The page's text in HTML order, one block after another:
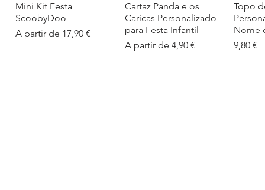
Visualização rápida
Mini Kit Festa
ScoobyDoo
A partir de 17,90 €
Preço promocional
Visualização rápida
Cartaz Panda e os
Caricas Personalizado
para Festa Infantil
A partir de 4,90 €
Preço promocional
Topo
Nome
Preço
9,80 €